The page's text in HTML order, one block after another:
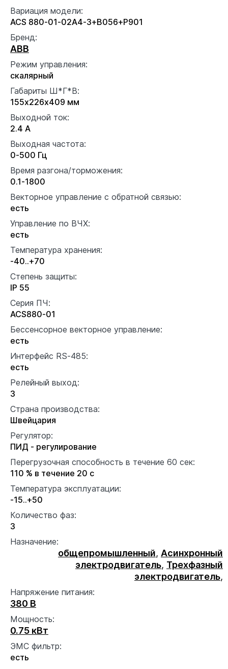
Вариация модели:
ACS 880-01-02A4-3+B056+P901
Бренд:
ABB
Режим управления:
скалярный
Габариты Ш*Г*В:
155x226x409 мм
Выходной ток:
2.4 А
Выходная частота:
0-500 Гц
Время разгона/торможения:
0.1-1800
Векторное управление с обратной связью:
есть
Управление по ВЧХ:
есть
Температура хранения:
-40..+70
Степень защиты:
IP 55
Серия ПЧ:
ACS880-01
Бессенсорное векторное управление:
есть
Интерфейс RS-485:
есть
Релейный выход:
3
Страна производства:
Швейцария
Регулятор:
ПИД - регулирование
Перегрузочная способность в течение 60 сек:
110 % в течение 20 с
Температура эксплуатации:
-15..+50
Количество фаз:
3
Назначение:
общепромышленный, Асинхронный
электродвигатель, Трехфазный
электродвигатель,
Напряжение питания:
380 В
Мощность:
0.75 кВт
ЭМС фильтр:
есть